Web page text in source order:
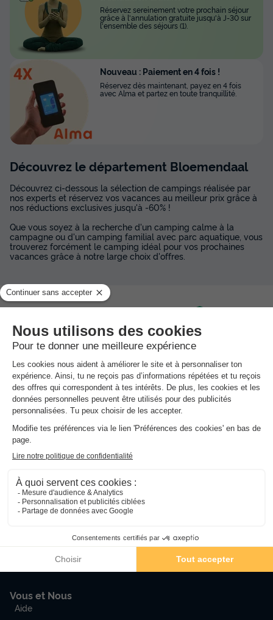
Réservez sereinement votre prochain séjour
grâce à l'annulation gratuite jusqu'à J-30 sur
l'ensemble des séjours (1).
Nouveau : Paiement en 4 fois !
Réservez dès maintenant, payez en 4 fois
avec Alma et partez en toute tranquillité.
Découvrez le département Bloemendaal
Découvrez ci-dessous la sélection de campings réalisée par
nos experts et réservez vos vacances au meilleur prix grâce à
nos réductions exclusives jusqu'à -60% !
Que vous soyez à la recherche d'un camping calme à la
campagne ou d'un camping familial avec parc aquatique, vous
trouverez forcément le camping idéal pour vos prochaines
vacances grâce à notre large choix d'offres.
Le plus grand choix
avec plus de 3000
Des prix exclusifs
dès 99€ la semaine
Des spécialistes
à votre écoute: Lun. à Ven.
19h
Facilités de paiement
Réglez en 3x sans frais ou
Soyez informé en premier !
Inscrivez-vous à notre newsletter
E-mail
Envoyer
Vous et Nous
Aide